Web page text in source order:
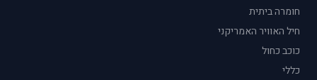
חומרה ביתית
חיל האוויר האמריקני
כוכב כחול
כללי